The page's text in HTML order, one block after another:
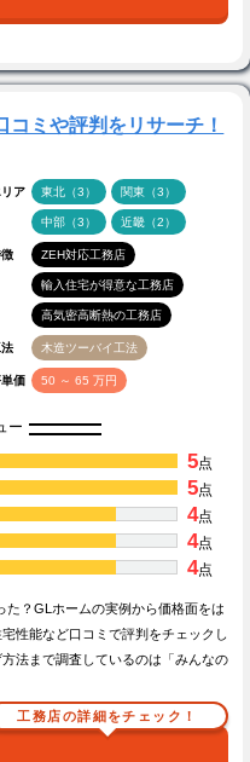
ミや評判をリサーチ！
リア 東北（3） 関東（3）
中部（3） 近畿（2）
ZEH対応工務店
輸入住宅が得意な工務店
高気密高断熱の工務店
木造ツーバイ工法
価 50 ～ 65 万円
ー
5点
5点
4点
4点
4点
？GLホームの実例から価格面をは
性能など口コミで評判をチェックし
法まで調査しているのは「みんなの
工務店の詳細をチェック！